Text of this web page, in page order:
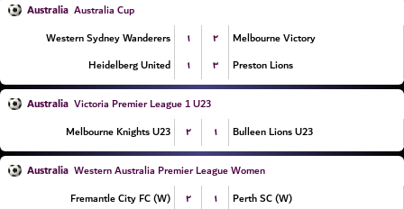
Australia Australia Cup
Western Sydney Wanderers
۱ ۲
Melbourne Victory
Heidelberg United
۱ ۳ Preston Lions
Australia Victoria Premier League 1 U23
Melbourne Knights U23
۲ ۱ Bulleen Lions U23
Australia Western Australia Premier League Women
Fremantle City FC (W)
۲ ۱ Perth SC (W)